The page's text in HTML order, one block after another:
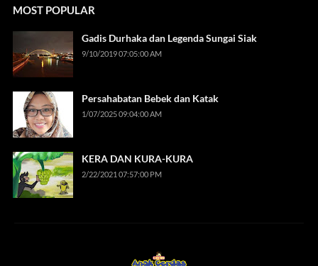
MOST POPULAR
Gadis Durhaka dan Legenda Sungai Siak
9/10/2019 07:05:00 AM
Persahabatan Bebek dan Katak
1/07/2025 09:04:00 AM
KERA DAN KURA-KURA
2/22/2021 07:57:00 PM